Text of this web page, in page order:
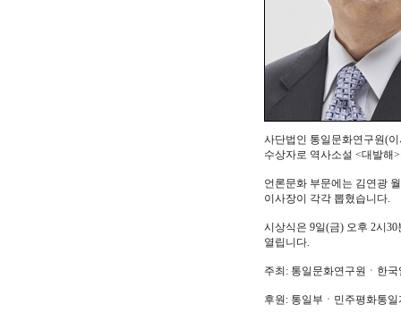
사단법인 통일문화연구원(
수상자로 역사소설 <대발해
언론문화 부문에는 김연광
이사장이 각각 뽑혔습니다.
시상식은 9일(금) 오후 2시
열립니다.
주최: 통일문화연구원ㆍ한국
후원: 통일부ㆍ민주평화통